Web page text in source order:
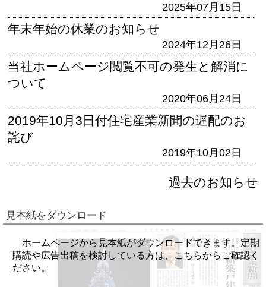
2025年07月15日
年末年始の休業のお知らせ
2024年12月26日
当社ホームページ閲覧不可の発生と解消に
ついて
2020年06月24日
2019年10月3日付住宅産業新聞の遅配のお
詫び
2019年10月02日
過去のお知らせ
見本紙をダウンロード
ホームページから見本紙がダウンロードできます。定期
購読や広告出稿を検討している方は、こちらからご確認く
ださい。